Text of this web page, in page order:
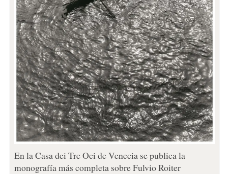
En la Casa dei Tre Oci de Venecia se publica la
monografía más completa sobre Fulvio Roiter